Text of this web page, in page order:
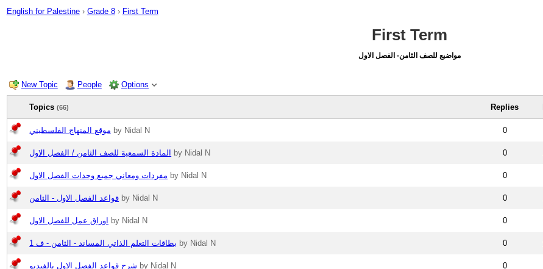
English for Palestine › Grade 8 › First Term
First Term
مواضيع للصف الثامن- الفصل الاول
New Topic People Options
Topics(66) Replies
موقع المنهاج الفلسطيني by Nidal N 0
المادة السمعية للصف الثامن / الفصل الاول by Nidal N 0
مفردات ومعاني جميع وحدات الفصل الاول by Nidal N 0
قواعد الفصل الاول - الثامن by Nidal N 0
اوراق عمل للفصل الاول by Nidal N 0
بطاقات التعلم الذاتي المساند - الثامن - ف 1 by Nidal N 0
شرح قواعد الفصل الاول بالفيديو by Nidal N 0